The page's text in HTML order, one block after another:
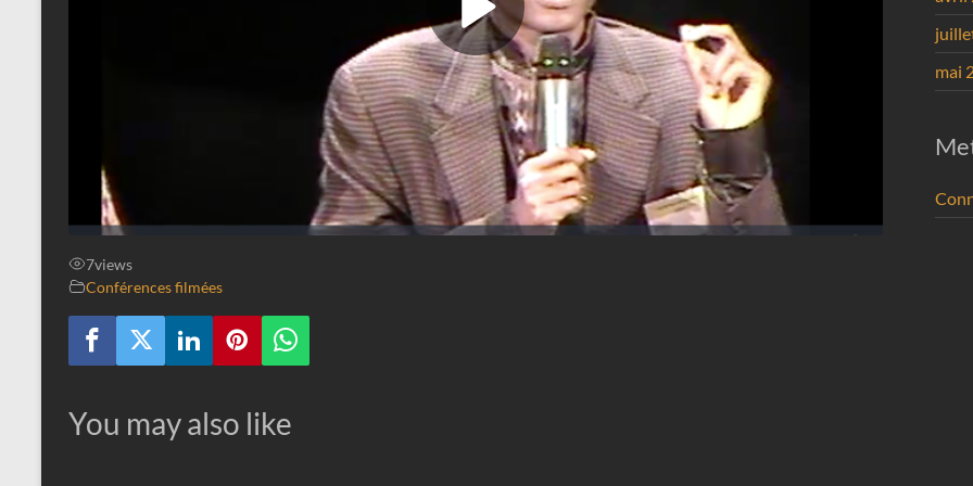
7views
Conférences filmées
You may also like
mai